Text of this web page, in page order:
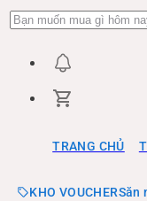
TRANG CHỦ
KHO VOUCHERSăn